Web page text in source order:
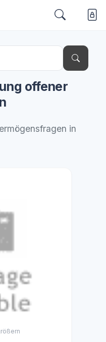
offener
in